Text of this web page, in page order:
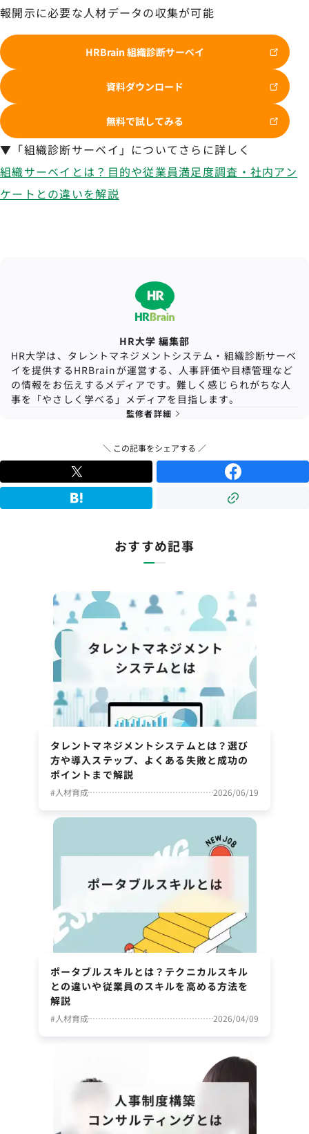
報開示に必要な人材データの収集が可能
HRBrain 組織診断サーベイ
資料ダウンロード
無料で試してみる
▼「組織診断サーベイ」についてさらに詳しく
組織サーベイとは？目的や従業員満足度調査・社内アン
ケートとの違いを解説
HR大学 編集部
HR大学は、タレントマネジメントシステム・組織診断サーベ
イを提供するHRBrainが運営する、人事評価や目標管理など
の情報をお伝えするメディアです。難しく感じられがちな人
事を「やさしく学べる」メディアを目指します。
監修者詳細
＼ この記事をシェアする ／
おすすめ記事
タレントマネジメントシステムとは？選び
方や導入ステップ、よくある失敗と成功の
ポイントまで解説
#人材育成 2026/06/19
ポータブルスキルとは？テクニカルスキル
との違いや従業員のスキルを高める方法を
解説
#人材育成 2026/04/09